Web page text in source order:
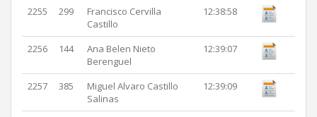
2255 299
Francisco Cervilla
Castillo
12:38:58
2256 144
Ana Belen Nieto
Berenguel
12:39:07
2257 385
Miguel Alvaro Castillo
Salinas
12:39:09